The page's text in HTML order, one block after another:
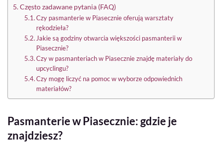
Często zadawane pytania (FAQ)
Czy pasmanterie w Piasecznie oferują warsztaty
rękodzieła?
Jakie są godziny otwarcia większości pasmanterii w
Piasecznie?
Czy w pasmanteriach w Piasecznie znajdę materiały do
upcyclingu?
Czy mogę liczyć na pomoc w wyborze odpowiednich
materiałów?
Pasmanterie w Piasecznie: gdzie je
znajdziesz?